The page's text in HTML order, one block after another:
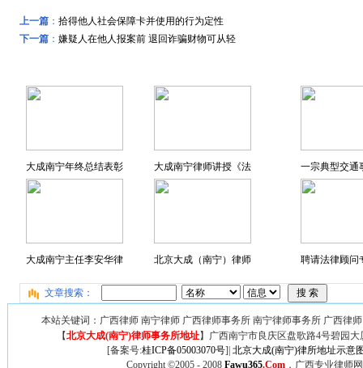
上一篇： 拾得他人社会保障卡并使用的行为定性
下一篇： 嫌疑人在他人报案前 退回诈骗财物可从轻
大成南宁年终总结表彰 大成南宁律师讲授《法
大成南宁主任李安华律 北京大成（南宁）律师
一宗典型交通
聘请法律顾问
文章搜索：
本站关键词：广西律师 南宁律师 广西律师事务所 南宁律师事务所 广西律
【北京大成(南宁)律师事务所地址】广西南宁市良庆区盘歌路4号碧园
[备案号:桂ICP备05003070号]| 北京大成(南宁)律所地址示意
Copyright ©2005 - 2008 Fawu365.Com，广西专业律师